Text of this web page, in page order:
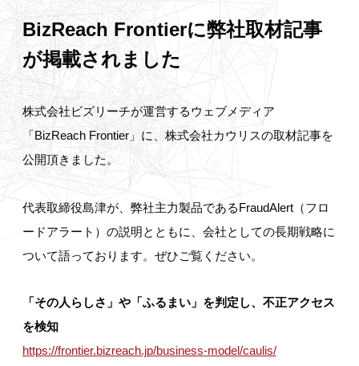
BizReach Frontierに弊社取材記事
が掲載されました
株式会社ビズリーチが運営するウェブメディア
「BizReach Frontier」に、株式会社カウリスの取材記事を
公開頂きました。
代表取締役島津が、弊社主力製品であるFraudAlert（フロ
ードアラート）の説明とともに、会社としての長期戦略に
ついて語っております。ぜひご覧ください。
「その人らしさ」や「ふるまい」を判定し、不正アクセス
を検知
https://frontier.bizreach.jp/business-model/caulis/